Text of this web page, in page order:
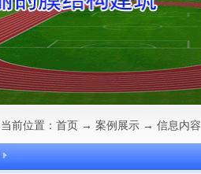
当前位置：首页 → 案例展示 → 信息内容